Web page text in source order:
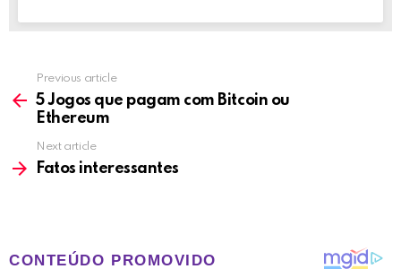
more
Previous article
5 Jogos que pagam com Bitcoin ou
Ethereum
Next article
Fatos interessantes